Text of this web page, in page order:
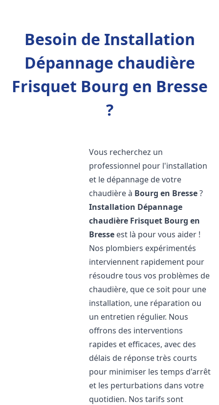
Besoin de Installation
Dépannage chaudière
Frisquet Bourg en Bresse
?
Vous recherchez un
professionnel pour l'installation
et le dépannage de votre
chaudière à Bourg en Bresse?
Installation Dépannage
chaudière Frisquet Bourg en
Bresse est là pour vous aider !
Nos plombiers expérimentés
interviennent rapidement pour
résoudre tous vos problèmes de
chaudière, que ce soit pour une
installation, une réparation ou
un entretien régulier. Nous
offrons des interventions
rapides et efficaces, avec des
délais de réponse très courts
pour minimiser les temps d'arrêt
et les perturbations dans votre
quotidien. Nos tarifs sont